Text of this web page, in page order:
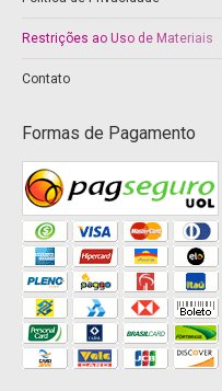
Restrições ao Uso de Materiais
Contato
Formas de Pagamento